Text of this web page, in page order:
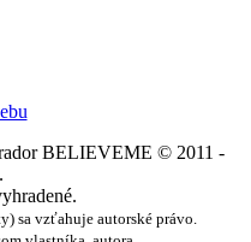
BELIEVEME © 2011 -
sa vzťahuje autorské právo.